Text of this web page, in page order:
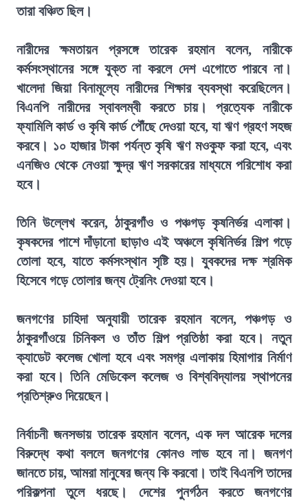
তারা বঞ্চিত ছিল।
নারীদের ক্ষমতায়ন প্রসঙ্গে তারেক রহমান বলেন, নারীকে
কর্মসংস্থানের সঙ্গে যুক্ত না করলে দেশ এগোতে পারবে না।
খালেদা জিয়া বিনামূল্যে নারীদের শিক্ষার ব্যবস্থা করেছিলেন।
বিএনপি নারীদের স্বাবলম্বী করতে চায়। প্রত্যেক নারীকে
ফ্যামিলি কার্ড ও কৃষি কার্ড পৌঁছে দেওয়া হবে, যা ঋণ গ্রহণ সহজ
করবে। ১০ হাজার টাকা পর্যন্ত কৃষি ঋণ মওকুফ করা হবে, এবং
এনজিও থেকে নেওয়া ক্ষুদ্র ঋণ সরকারের মাধ্যমে পরিশোধ করা
হবে।
তিনি উল্লেখ করেন, ঠাকুরগাঁও ও পঞ্চগড় কৃষনির্ভর এলাকা।
কৃষকদের পাশে দাঁড়ানো ছাড়াও এই অঞ্চলে কৃষিনির্ভর শিল্প গড়ে
তোলা হবে, যাতে কর্মসংস্থান সৃষ্টি হয়। যুবকদের দক্ষ শ্রমিক
হিসেবে গড়ে তোলার জন্য ট্রেনিং দেওয়া হবে।
জনগণের চাহিদা অনুযায়ী তারেক রহমান বলেন, পঞ্চগড় ও
ঠাকুরগাঁওয়ে চিনিকল ও তাঁত শিল্প প্রতিষ্ঠা করা হবে। নতুন
ক্যাডেট কলেজ খোলা হবে এবং সমগ্র এলাকায় হিমাগার নির্মাণ
করা হবে। তিনি মেডিকেল কলেজ ও বিশ্ববিদ্যালয় স্থাপনের
প্রতিশ্রুও দিয়েছেন।
নির্বাচনী জনসভায় তারেক রহমান বলেন, এক দল আরেক দলের
বিরুদ্ধে কথা বললে জনগণের কোনও লাভ হবে না। জনগণ
জানতে চায়, আমরা মানুষের জন্য কি করবো। তাই বিএনপি তাদের
পরিকল্পনা তুলে ধরছে। দেশের পুনর্গঠন করতে জনগণের